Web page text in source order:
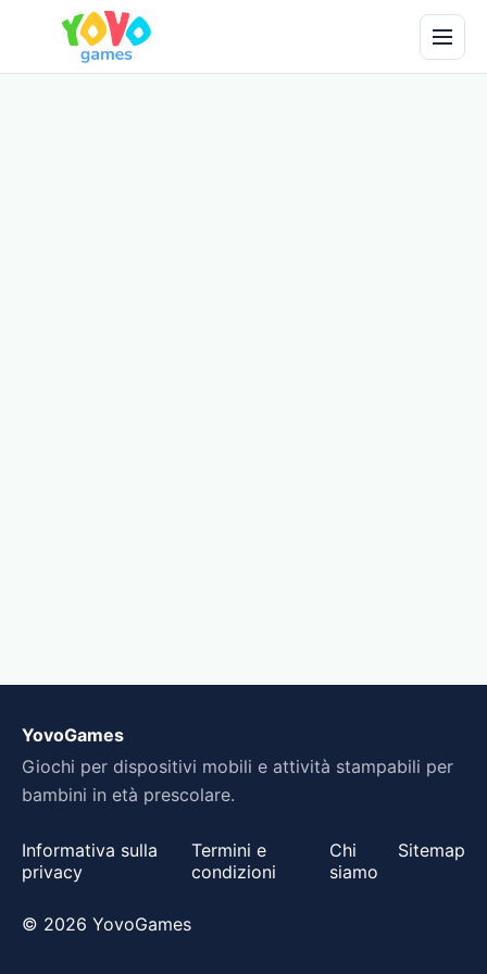
YovoGames
Giochi per dispositivi mobili e attività stampabili per
bambini in età prescolare.
Informativa sulla
privacy
Termini e
condizioni
Chi
siamo
Sitemap
© 2026 YovoGames